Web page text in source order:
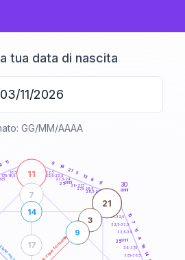
tua data di nascita
GG/MM/AAAA
maschile generazione femminile
30
anni
17,5-18,5
18,5-19
21-22,5
22,5-23,5
23,5-24
26-27,5
27,5-28,5
28,5-29
31-32,5
32,5-33,5
33,5-34
36-37,5
37,5-38,5
11 9
16
21 5
13 8
11
10
7
11
4
18
14
11
21
7
14
17
3
9
25anni
35anni